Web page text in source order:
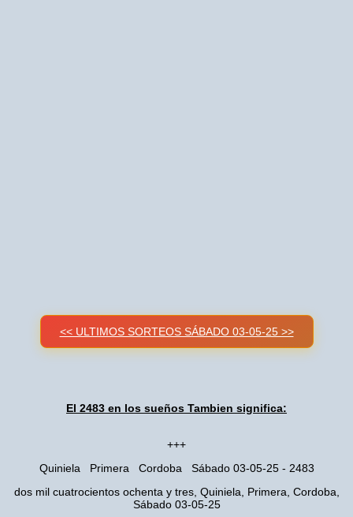
<< ULTIMOS SORTEOS SÁBADO 03-05-25 >>
El 2483 en los sueños Tambien significa:
+++
Quiniela Primera Cordoba Sábado 03-05-25 - 2483
dos mil cuatrocientos ochenta y tres, Quiniela, Primera, Cordoba,
Sábado 03-05-25